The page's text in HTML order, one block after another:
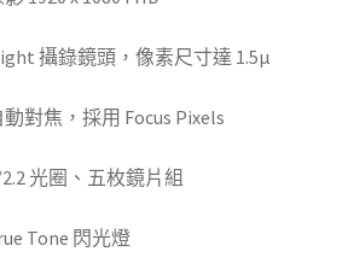
攝錄鏡頭，像素尺寸達 1.5µ
動對焦，採用 Focus Pixels
光圈、五枚鏡片組
Tone 閃光燈